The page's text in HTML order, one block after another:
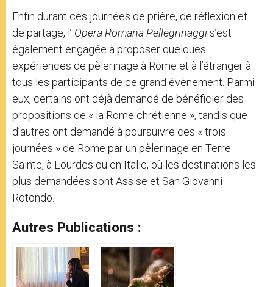
Enfin durant ces journées de prière, de réflexion et
de partage, l’ Opera Romana Pellegrinaggis’est
également engagée à proposer quelques
expériences de pèlerinage à Rome et à l’étranger à
tous les participants de ce grand évènement. Parmi
eux, certains ont déjà demandé de bénéficier des
propositions de « la Rome chrétienne », tandis que
d’autres ont demandé à poursuivre ces « trois
journées » de Rome par un pèlerinage en Terre
Sainte, à Lourdes ou en Italie, où les destinations les
plus demandées sont Assise et San Giovanni
Rotondo.
Autres Publications :